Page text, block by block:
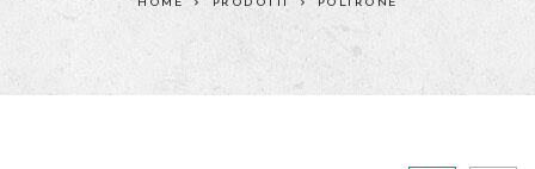
HOME PRODOTTI POLTRONE